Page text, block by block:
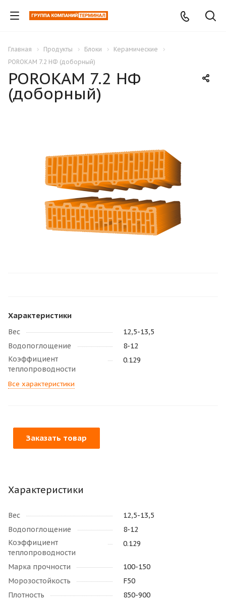
Главная Продукты Блоки
Керамические
POROKAM 7.2 НФ (доборный)
POROKAM 7.2 НФ
(доборный)
Характеристики
Вес
12,5-13,5
Водопоглощение
8-12
Коэффициент
теплопроводности
0.129
Все характеристики
Заказать товар
Характеристики
Вес
12,5-13,5
Водопоглощение
8-12
Коэффициент
теплопроводности
0.129
Марка прочности
100-150
Морозостойкость
F50
Плотность
850-900